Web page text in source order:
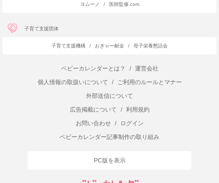
ヨムーノ
/ 医師監修.com
子育て支援団体
子育て支援機構 / おぎゃー献金 / 母子栄養懇話会
ベビーカレンダーとは？ /
運営会社
個人情報の取扱いについて
/
ご利用のルールとマナー
外部送信について
広告掲載について
/
利用規約
お問い合わせ
/
ログイン
ベビーカレンダー記事制作の取り組み
PC版を表示